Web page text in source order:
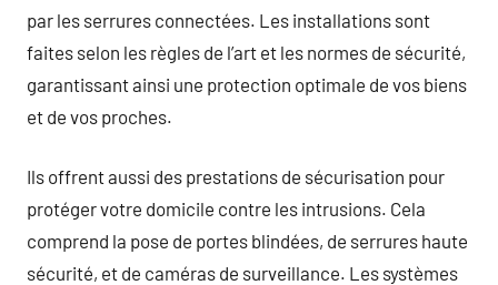
par les serrures connectées. Les installations sont
faites selon les règles de l’art et les normes de sécurité,
garantissant ainsi une protection optimale de vos biens
et de vos proches.
Ils offrent aussi des prestations de sécurisation pour
protéger votre domicile contre les intrusions. Cela
comprend la pose de portes blindées, de serrures haute
sécurité, et de caméras de surveillance. Les systèmes